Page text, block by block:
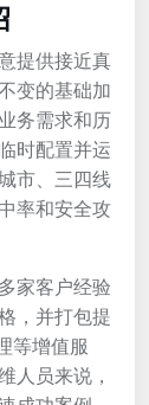
提供接近真
变的基础加
务需求和历
时配置并运
市、三四线
率和安全攻
家客户经验
，并打包提
等增值服
人员来说，